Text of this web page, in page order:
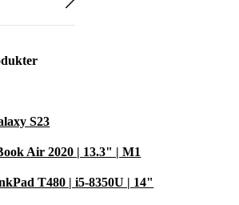
S23
Air 2020 | 13.3" | M1
T480 | i5-8350U | 14"